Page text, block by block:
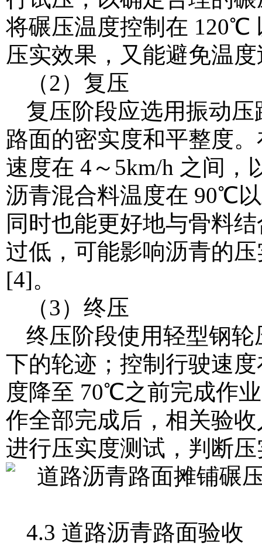
将碾压温度控制在 120℃
压实效果，又能避免温
（2）复压
复压阶段应选用振动
路面的密实度和平整度
速度在 4～5km/h 之间，
沥青混合料温度在 90℃
同时也能更好地与骨料
过低，可能影响沥青的
[4]。
（3）终压
终压阶段使用轻型钢
下的轮迹；控制行驶速
度降至 70℃之前完成作
作全部完成后，相关验
进行压实度测试，判断
4.3 道路沥青路面验收